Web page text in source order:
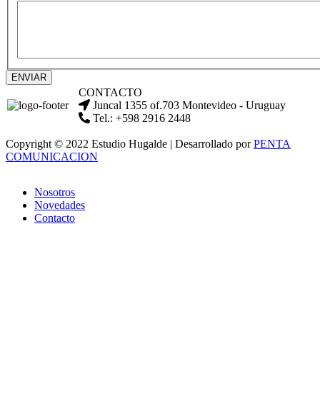
ENVIAR
CONTACTO
Juncal 1355 of.703 Montevideo - Uruguay
Tel.: +598 2916 2448
Copyright © 2022 Estudio Hugalde | Desarrollado porPENTA
COMUNICACION
Nosotros
Novedades
Contacto